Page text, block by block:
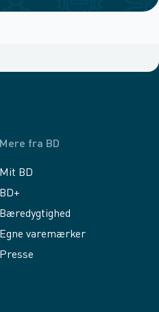
Mere fra BD
Mit BD
BD+
Bæredygtighed
Egne varemærker
Presse